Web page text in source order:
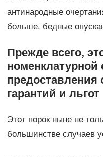
антинародные
больше, бедные
Прежде всего,
номенклатурной
гарантий и льгот
Этот порок ныне не
большинстве случаев